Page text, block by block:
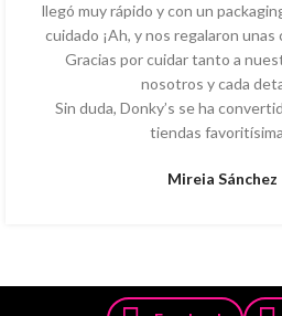
llegó muy rápido y con un
cuidado ¡Ah, y nos regalaron
Gracias por cuidar tanto a
nosotros y cada
Sin duda, Donky’s se ha
tiendas
Mireia Sánchez